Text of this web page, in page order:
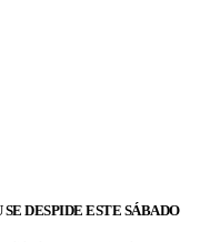
DESPIDE ESTE SÁBADO